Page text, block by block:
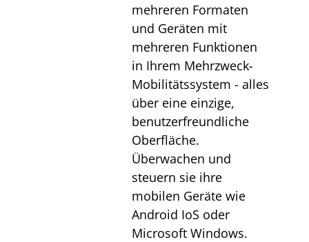
mehreren Formaten
und Geräten mit
mehreren Funktionen
in Ihrem Mehrzweck-
Mobilitätssystem - alles
über eine einzige,
benutzerfreundliche
Oberfläche.
Überwachen und
steuern sie ihre
mobilen Geräte wie
Android IoS oder
Microsoft Windows.